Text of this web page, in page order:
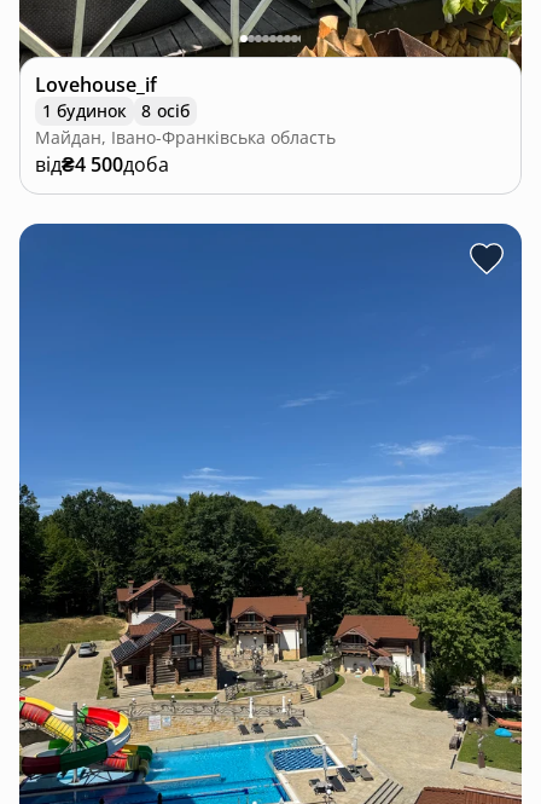
Lovehouse_if
1 будинок
8 осіб
Майдан, Івано-Франківська область
від₴4 500доба